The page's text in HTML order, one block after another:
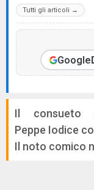
Tutti gli articoli →
Google
Il consueto
Peppe Iodice
Il noto comico